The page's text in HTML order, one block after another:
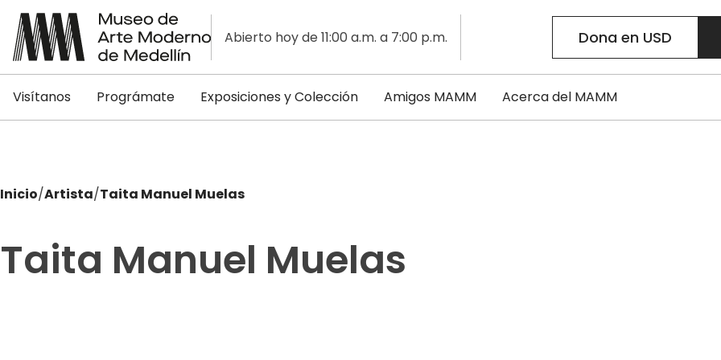
Abierto hoy de 11:00 a.m. a 7:00 p.m. Dona en USD
Visítanos Prográmate Exposiciones y Colección Amigos MAMM Acerca del MAMM
Inicio/Artista/Taita Manuel Muelas
Taita Manuel Muelas